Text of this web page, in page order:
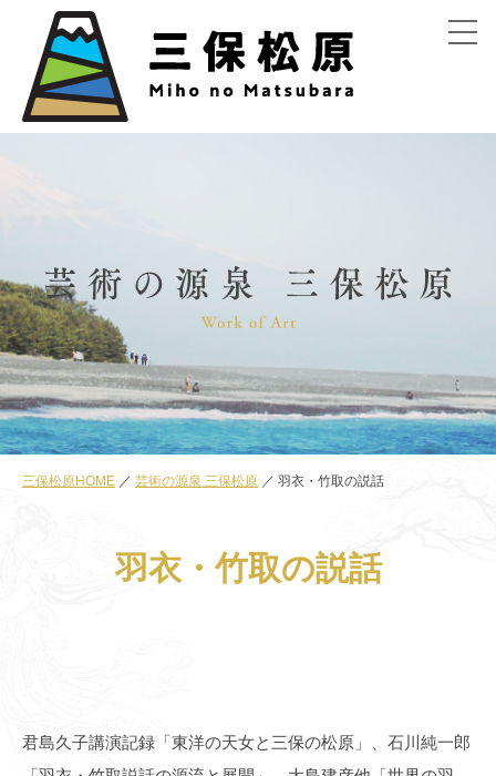
menu
三保松原HOME 芸術の源泉 三保松原 羽衣・竹取の説話
羽衣・竹取の説話
君島久子講演記録「東洋の天女と三保の松原」、石川純一郎